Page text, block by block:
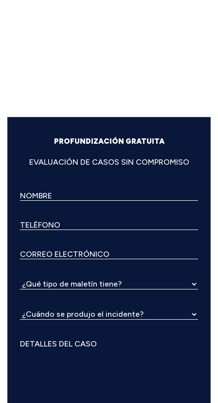
PROFUNDIZACIÓN GRATUITA
EVALUACIÓN DE CASOS SIN COMPROMISO